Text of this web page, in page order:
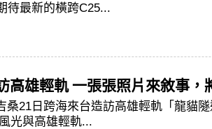
待最新的橫跨C25...
高雄輕軌 一張張照片來敘事
21日跨海來台造訪高雄輕軌「龍貓
光與高雄輕軌...